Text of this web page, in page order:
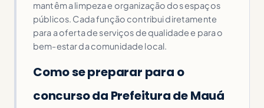
mantêm a limpeza e organização dos espaços
públicos. Cada função contribui diretamente
para a oferta de serviços de qualidade e para o
bem-estar da comunidade local.
Como se preparar para o
concurso da Prefeitura de Mauá